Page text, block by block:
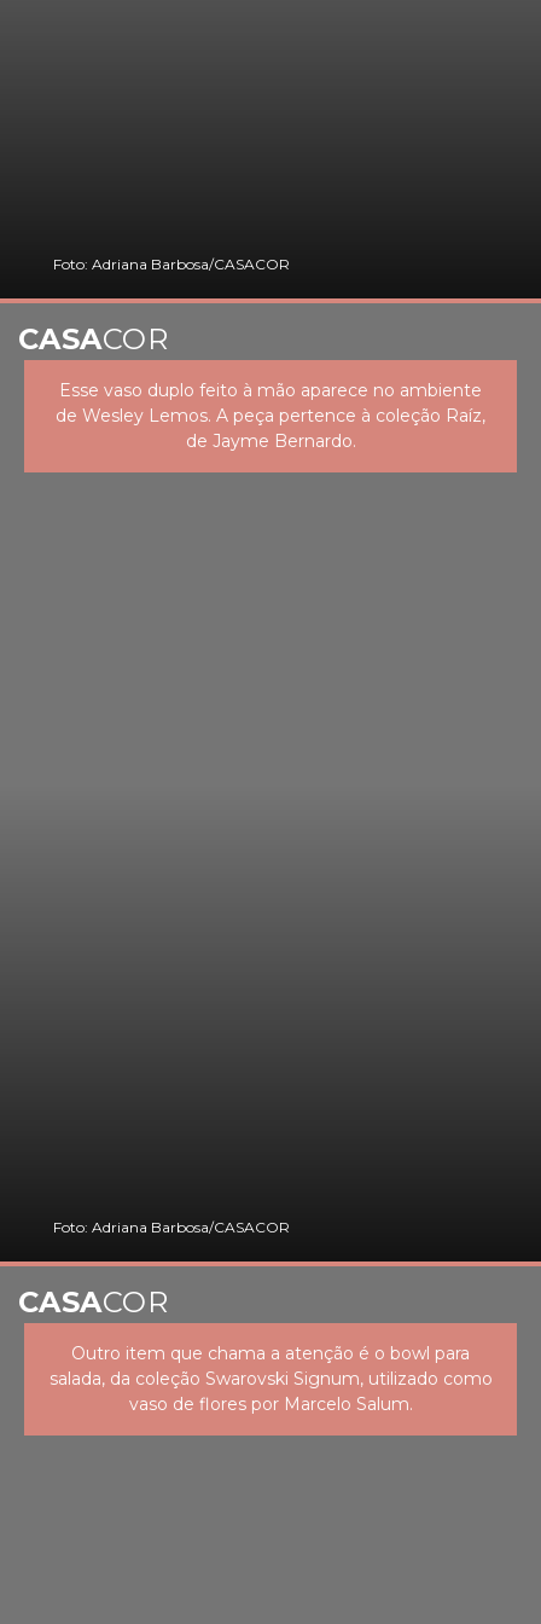
Foto: Adriana Barbosa/CASACOR
Esse vaso duplo feito à mão aparece no ambiente
de Wesley Lemos. A peça pertence à coleção Raíz,
de Jayme Bernardo.
Foto: Adriana Barbosa/CASACOR
CASACOR
Outro item que chama a atenção é o bowl para
salada, da coleção Swarovski Signum, utilizado como
vaso de flores por Marcelo Salum.
CASACOR